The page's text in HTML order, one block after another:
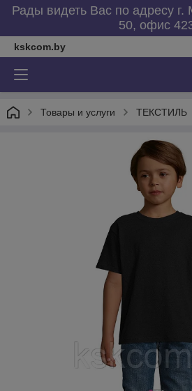
Рады видеть Вас по адресу г.
50, офис
kskcom.by
Товары и услуги ТЕКСТИЛЬ